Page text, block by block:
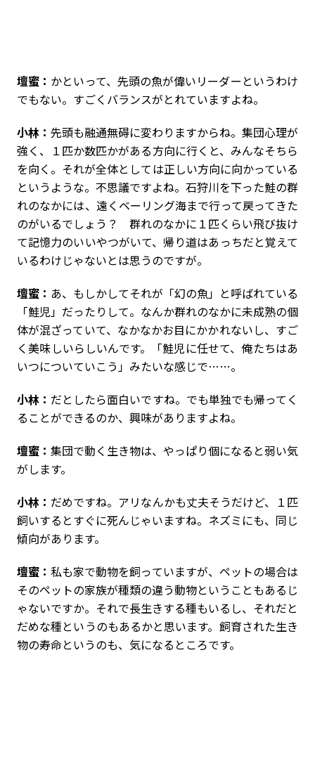
壇蜜： かといって、先頭の魚が偉いリーダーというわけ
でもない。すごくバランスがとれていますよね。
小林： 先頭も融通無碍に変わりますからね。集団心理が
強く、１匹か数匹かがある方向に行くと、みんなそちら
を向く。それが全体としては正しい方向に向かっている
というような。不思議ですよね。石狩川を下った鮭の群
れのなかには、遠くベーリング海まで行って戻ってきた
のがいるでしょう？ 群れのなかに１匹くらい飛び抜け
て記憶力のいいやつがいて、帰り道はあっちだと覚えて
いるわけじゃないとは思うのですが。
壇蜜： あ、もしかしてそれが「幻の魚」と呼ばれている
「鮭児」だったりして。なんか群れのなかに未成熟の個
体が混ざっていて、なかなかお目にかかれないし、すご
く美味しいらしいんです。「鮭児に任せて、俺たちはあ
いつについていこう」みたいな感じで……。
小林： だとしたら面白いですね。でも単独でも帰ってく
ることができるのか、興味がありますよね。
壇蜜： 集団で動く生き物は、やっぱり個になると弱い気
がします。
小林： だめですね。アリなんかも丈夫そうだけど、１匹
飼いするとすぐに死んじゃいますね。ネズミにも、同じ
傾向があります。
壇蜜：私も家で動物を飼っていますが、ペットの場合は
そのペットの家族が種類の違う動物ということもあるじ
ゃないですか。それで長生きする種もいるし、それだと
だめな種というのもあるかと思います。飼育された生き
物の寿命というのも、気になるところです。